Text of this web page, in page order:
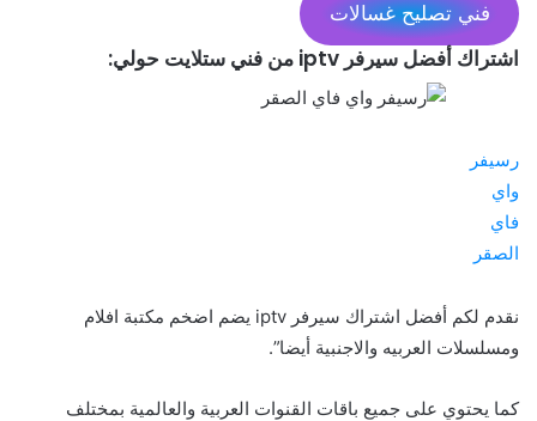
فني تصليح غسالات
اشتراك أفضل سيرفر iptv من فني ستلايت حولي:
رسيفر
واي
فاي
الصقر
نقدم لكم أفضل اشتراك سيرفر iptv يضم اضخم مكتبة افلام
ومسلسلات العربيه والاجنبية أيضا”.
كما يحتوي على جميع باقات القنوات العربية والعالمية بمختلف